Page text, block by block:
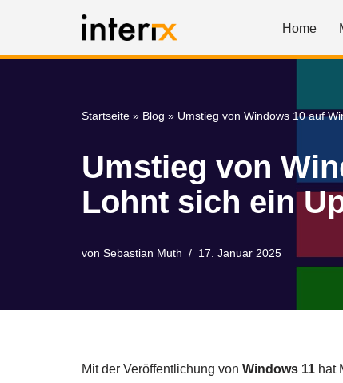
Home
Startseite » Blog » Umstieg von Windows 10 auf
Umstieg von
Lohnt sich ein
von Sebastian Muth 17. Januar 2025
Mit der Veröffentlichung von Windows 11 hat